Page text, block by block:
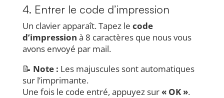
4. Entrer le code d’impression
Un clavier apparaît. Tapez le code
d’impression à 8 caractères que nous vous
avons envoyé par mail.
📝 Note : Les majuscules sont automatiques
sur l’imprimante.
Une fois le code entré, appuyez sur « OK ».